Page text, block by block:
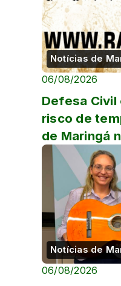
Notícias de
06/08/2026
Defesa Civil
risco de
de Maringá
Notícias de
06/08/2026